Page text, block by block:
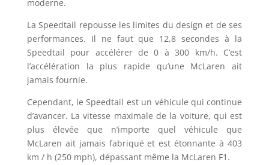
moderne.
La Speedtail repousse les limites du design et de ses
performances. Il ne faut que 12,8 secondes à la
Speedtail pour accélérer de 0 à 300 km/h. C’est
l’accélération la plus rapide qu’une McLaren ait
jamais fournie.
Cependant, le Speedtail est un véhicule qui continue
d’avancer. La vitesse maximale de la voiture, qui est
plus élevée que n’importe quel véhicule que
McLaren ait jamais fabriqué et est étonnante à 403
km / h (250 mph), dépassant même la McLaren F1.